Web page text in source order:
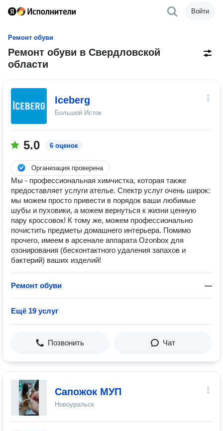
Войти
Ремонт обуви
Ремонт обуви в Свердловской
области
Iceberg
Большой Исток
5.0 6 оценок
Организация проверена
Мы - профессиональная химчистка, которая также
предоставляет услуги ателье. Спектр услуг очень широк:
мы можем просто привести в порядок ваши любимые
шубы и пуховики, а можем вернуться к жизни ценную
пару кроссовок! К тому же, можем профессионально
почистить предметы домашнего интерьера. Помимо
прочего, имеем в арсенале аппарата Ozonbox для
озонирования (бесконтактного удаления запахов и
бактерий) ваших изделий!
Ремонт обуви —
Ещё 19 услуг
Позвонить Чат
Сапожок МУП
Новоуральск